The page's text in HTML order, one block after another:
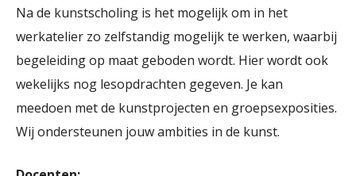
Na de kunstscholing is het mogelijk om in het
werkatelier zo zelfstandig mogelijk te werken, waarbij
begeleiding op maat geboden wordt. Hier wordt ook
wekelijks nog lesopdrachten gegeven. Je kan
meedoen met de kunstprojecten en groepsexposities.
Wij ondersteunen jouw ambities in de kunst.